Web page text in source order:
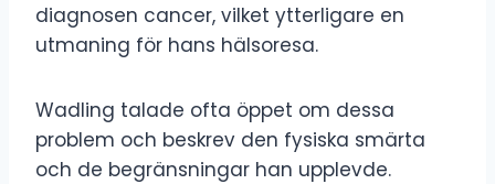
diagnosen cancer, vilket ytterligare en
utmaning för hans hälsoresa.
Wadling talade ofta öppet om dessa
problem och beskrev den fysiska smärta
och de begränsningar han upplevde.